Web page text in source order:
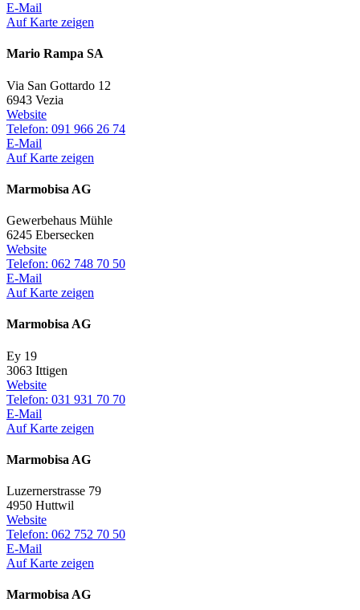
E-Mail
Auf Karte zeigen
Mario Rampa SA
Via San Gottardo 12
6943 Vezia
Website
Telefon: 091 966 26 74
E-Mail
Auf Karte zeigen
Marmobisa AG
Gewerbehaus Mühle
6245 Ebersecken
Website
Telefon: 062 748 70 50
E-Mail
Auf Karte zeigen
Marmobisa AG
Ey 19
3063 Ittigen
Website
Telefon: 031 931 70 70
E-Mail
Auf Karte zeigen
Marmobisa AG
Luzernerstrasse 79
4950 Huttwil
Website
Telefon: 062 752 70 50
E-Mail
Auf Karte zeigen
Marmobisa AG